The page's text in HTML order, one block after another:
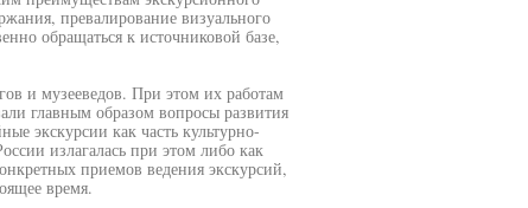
превалирование визуального
обращаться к источниковой базе,
и музееведов. При этом их работам
главным образом вопросы развития
экскурсии как часть культурно-
излагалась при этом либо как
приемов ведения экскурсий,
время.